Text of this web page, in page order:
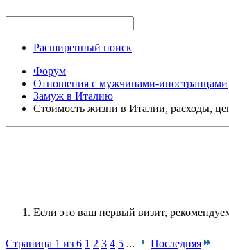
Расширенный поиск
Форум
Отношения с мужчинами-иностранцами
Замуж в Италию
Стоимость жизни в Италии, расходы,
Если это ваш первый визит,
Страница 1 из 6 1 2 3 4 5 ... Последняя